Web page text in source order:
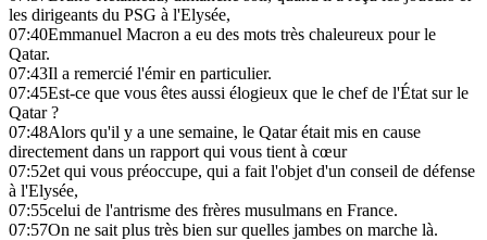
les dirigeants du PSG à l'Elysée,
07:40Emmanuel Macron a eu des mots très chaleureux pour le
Qatar.
07:43Il a remercié l'émir en particulier.
07:45Est-ce que vous êtes aussi élogieux que le chef de l'État sur le
Qatar ?
07:48Alors qu'il y a une semaine, le Qatar était mis en cause
directement dans un rapport qui vous tient à cœur
07:52et qui vous préoccupe, qui a fait l'objet d'un conseil de défense
à l'Elysée,
07:55celui de l'antrisme des frères musulmans en France.
07:57On ne sait plus très bien sur quelles jambes on marche là.